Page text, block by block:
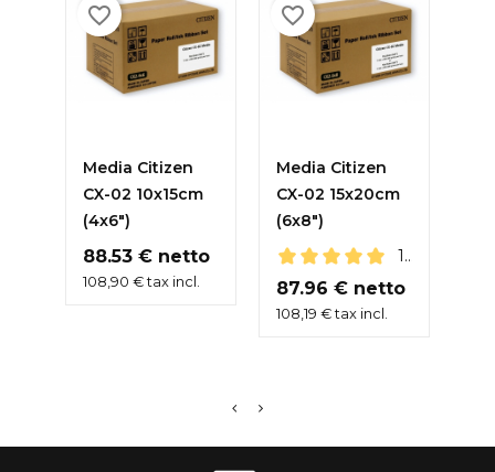
Media Citizen
CX-02 10x15cm
(4x6")
Cena
88.53 € netto
108,90 € tax incl.
favorite_border
Media Citizen
CX-02 15x20cm
(6x8")
1 opinia
Cena
87.96 € netto
108,19 € tax incl.
favorite_border